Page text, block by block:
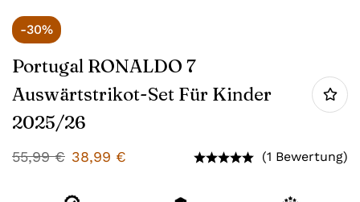
-30%
Portugal RONALDO 7
Auswärtstrikot-Set Für Kinder
2025/26
55,99€ 38,99 € (1 Bewertung)